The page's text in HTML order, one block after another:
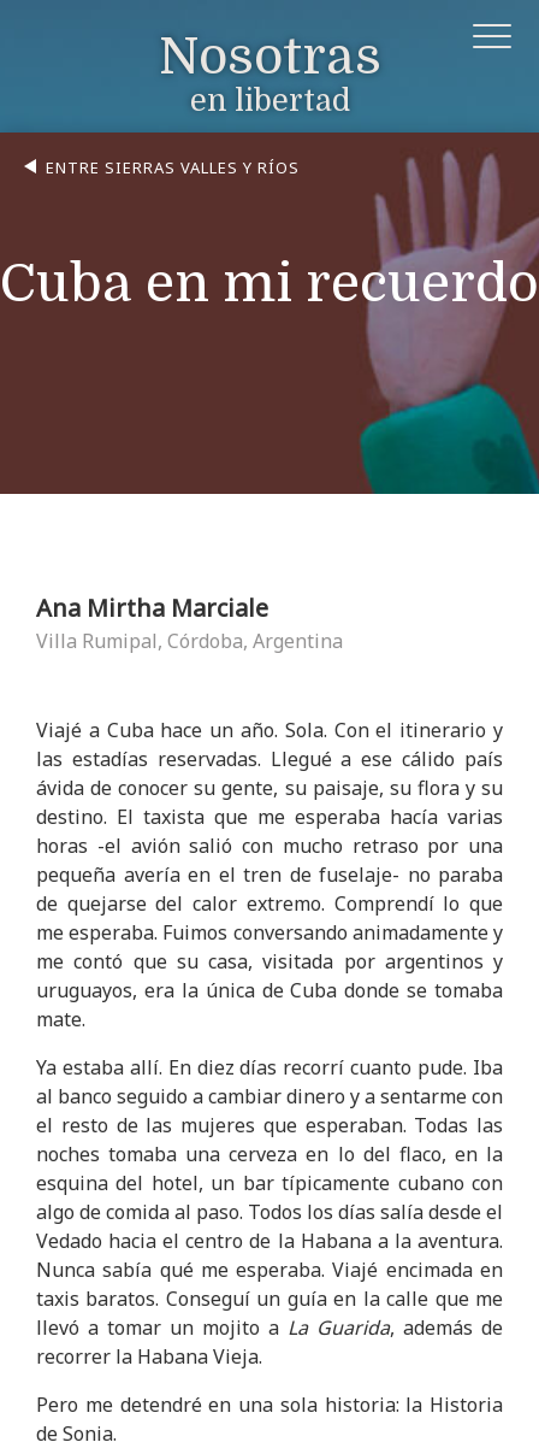
Nosotras
en libertad
ENTRE SIERRAS VALLES Y RÍOS
Cuba en mi recuerdo
Ana Mirtha Marciale
Villa Rumipal, Córdoba, Argentina
Viajé a Cuba hace un año. Sola. Con el itinerario y
las estadías reservadas. Llegué a ese cálido país
ávida de conocer su gente, su paisaje, su flora y su
destino. El taxista que me esperaba hacía varias
horas -el avión salió con mucho retraso por una
pequeña avería en el tren de fuselaje- no paraba
de quejarse del calor extremo. Comprendí lo que
me esperaba. Fuimos conversando animadamente y
me contó que su casa, visitada por argentinos y
uruguayos, era la única de Cuba donde se tomaba
mate.
Ya estaba allí. En diez días recorrí cuanto pude. Iba
al banco seguido a cambiar dinero y a sentarme con
el resto de las mujeres que esperaban. Todas las
noches tomaba una cerveza en lo del flaco, en la
esquina del hotel, un bar típicamente cubano con
algo de comida al paso. Todos los días salía desde el
Vedado hacia el centro de la Habana a la aventura.
Nunca sabía qué me esperaba. Viajé encimada en
taxis baratos. Conseguí un guía en la calle que me
llevó a tomar un mojito a La Guarida, además de
recorrer la Habana Vieja.
Pero me detendré en una sola historia: la Historia
de Sonia.